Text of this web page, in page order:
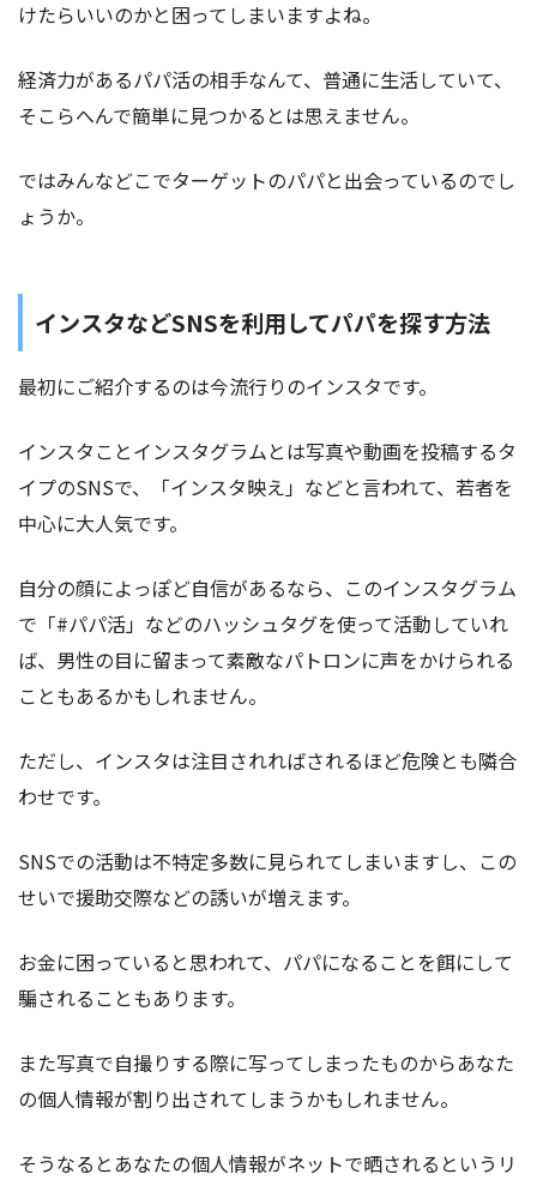
けたらいいのかと困ってしまいますよね。
経済力があるパパ活の相手なんて、普通に生活していて、
そこらへんで簡単に見つかるとは思えません。
ではみんなどこでターゲットのパパと出会っているのでし
ょうか。
インスタなどSNSを利用してパパを探す方法
最初にご紹介するのは今流行りのインスタです。
インスタことインスタグラムとは写真や動画を投稿するタ
イプのSNSで、「インスタ映え」などと言われて、若者を
中心に大人気です。
自分の顔によっぽど自信があるなら、このインスタグラム
で「#パパ活」などのハッシュタグを使って活動していれ
ば、男性の目に留まって素敵なパトロンに声をかけられる
こともあるかもしれません。
ただし、インスタは注目されればされるほど危険とも隣合
わせです。
SNSでの活動は不特定多数に見られてしまいますし、この
せいで援助交際などの誘いが増えます。
お金に困っていると思われて、パパになることを餌にして
騙されることもあります。
また写真で自撮りする際に写ってしまったものからあなた
の個人情報が割り出されてしまうかもしれません。
そうなるとあなたの個人情報がネットで晒されるというリ